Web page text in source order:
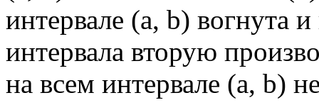
интервале (а, b) вогнута
интервала вторую
на всем интервале (а, b)